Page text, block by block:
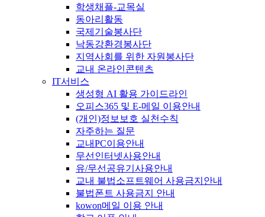
학생채플-교목실
동아리활동
국제기술봉사단
낙동강환경봉사단
지역사회를 위한 자원봉사단
교내 온라인콘텐츠
IT서비스
생성형 AI 활용 가이드라인
오피스365 및 E-메일 이용안내
(개인)정보보호 실천수칙
자주하는 질문
교내PC이용안내
무선인터넷사용안내
유/무선공유기사용안내
교내 불법소프트웨어 사용금지안내
불법폰트 사용금지 안내
kowon메일 이용 안내